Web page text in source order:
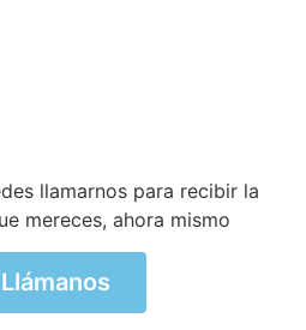
llamarnos para recibir la
mereces, ahora mismo
Llámanos